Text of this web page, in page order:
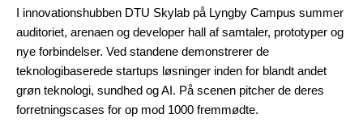
I innovationshubben DTU Skylab på Lyngby Campus summer
auditoriet, arenaen og developer hall af samtaler, prototyper og
nye forbindelser. Ved standene demonstrerer de
teknologibaserede startups løsninger inden for blandt andet
grøn teknologi, sundhed og AI. På scenen pitcher de deres
forretningscases for op mod 1000 fremmødte.